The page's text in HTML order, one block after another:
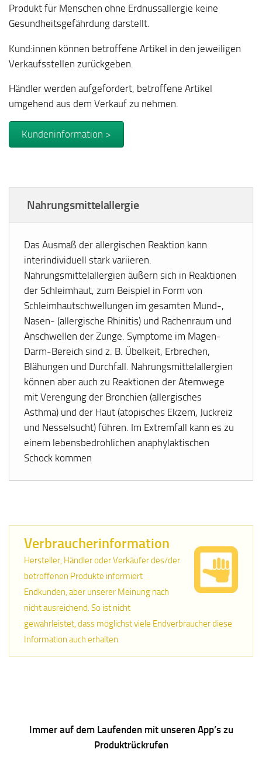
Produkt für Menschen ohne Erdnussallergie keine
Gesundheitsgefährdung darstellt.
Kund:innen können betroffene Artikel in den jeweiligen
Verkaufsstellen zurückgeben.
Händler werden aufgefordert, betroffene Artikel
umgehend aus dem Verkauf zu nehmen.
Kundeninformation >
Nahrungsmittelallergie
Das Ausmaß der allergischen Reaktion kann
interindividuell stark variieren.
Nahrungsmittelallergien äußern sich in Reaktionen
der Schleimhaut, zum Beispiel in Form von
Schleimhautschwellungen im gesamten Mund-,
Nasen- (allergische Rhinitis) und Rachenraum und
Anschwellen der Zunge. Symptome im Magen-
Darm-Bereich sind z. B. Übelkeit, Erbrechen,
Blähungen und Durchfall. Nahrungsmittelallergien
können aber auch zu Reaktionen der Atemwege
mit Verengung der Bronchien (allergisches
Asthma) und der Haut (atopisches Ekzem, Juckreiz
und Nesselsucht) führen. Im Extremfall kann es zu
einem lebensbedrohlichen anaphylaktischen
Schock kommen
Verbraucherinformation
Hersteller, Händler oder Verkäufer des/der
betroffenen Produkte informiert
Endkunden, aber unserer Meinung nach
nicht ausreichend. So ist nicht
gewährleistet, dass möglichst viele Endverbraucher diese
Information auch erhalten
Immer auf dem Laufenden mit unseren App’s zu
Produktrückrufen